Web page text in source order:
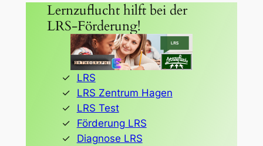
Lernzuflucht hilft bei der
LRS-Förderung!
LRS
LRS Zentrum Hagen
LRS Test
Förderung LRS
Diagnose LRS